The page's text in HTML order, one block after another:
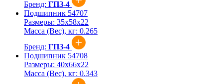
Бренд: ГПЗ-4
Подшипник 54707
Размеры: 35x58x22
Масса (Вес), кг: 0.265
Бренд: ГПЗ-4
Подшипник 54708
Размеры: 40x66x22
Масса (Вес), кг: 0.343